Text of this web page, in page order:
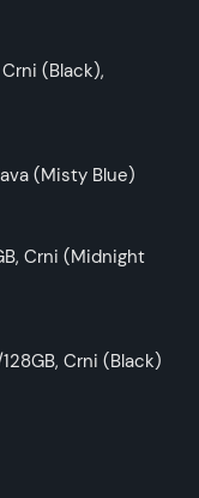
što tačnije i
(Black),
(Misty Blue)
Crni (Midnight
Crni (Black)